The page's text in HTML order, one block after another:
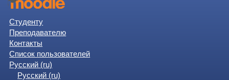
Студенту
Преподавателю
Контакты
Список пользователей
Русский ‎(ru)‎
Русский ‎(ru)‎